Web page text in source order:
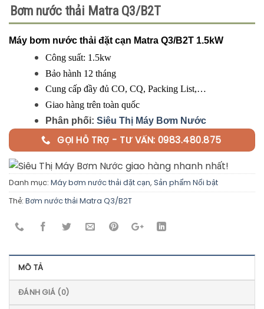
Bơm nước thải Matra Q3/B2T
Máy bơm nước thải đặt cạn Matra Q3/B2T 1.5kW
Công suất: 1.5kw
Bảo hành 12 tháng
Cung cấp đầy đủ CO, CQ, Packing List,…
Giao hàng trên toàn quốc
Phân phối: Siêu Thị Máy Bơm Nước
GỌI HỖ TRỢ - TƯ VẤN: 0983.480.875
Danh mục: Máy bơm nước thải đặt cạn, Sản phẩm Nổi bật
Thẻ: Bơm nước thải Matra Q3/B2T
MÔ TẢ
ĐÁNH GIÁ (0)